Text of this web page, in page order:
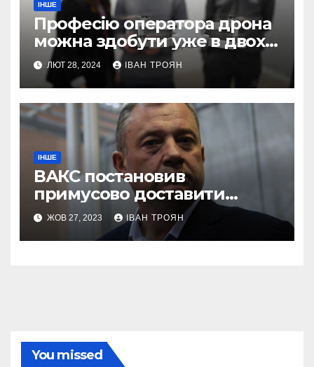
ІНШЕ
Професію оператора дрона
можна здобути уже в двох
профтехах Львівщини
ЛЮТ 28, 2024 ІВАН ТРОЯН
ІНШЕ
ВАКС постановив
примусово доставити
Дубневича до суду
ЖОВ 27, 2023 ІВАН ТРОЯН
You missed